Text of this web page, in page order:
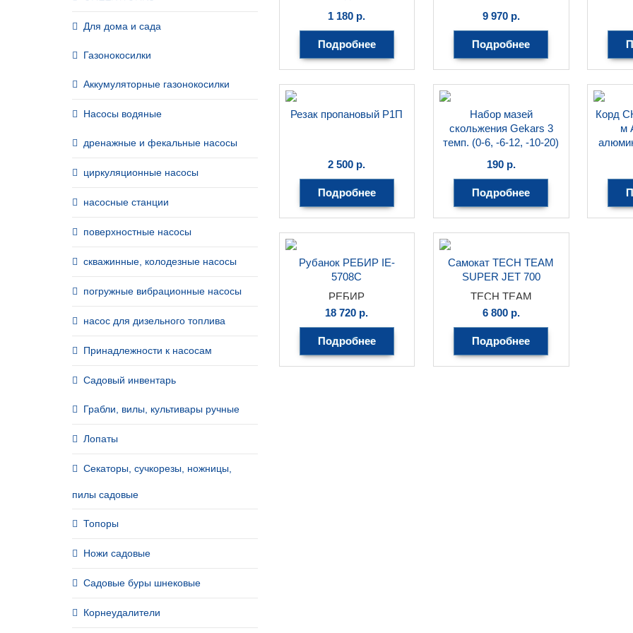
Для дома и сада
Газонокосилки
Аккумуляторные газонокосилки
Насосы водяные
дренажные и фекальные насосы
циркуляционные насосы
насосные станции
поверхностные насосы
скважинные, колодезные насосы
погружные вибрационные насосы
насос для дизельного топлива
Принадлежности к насосам
Садовый инвентарь
Грабли, вилы, культивары ручные
Лопаты
Секаторы, сучкорезы, ножницы,
пилы садовые
Топоры
Ножи садовые
Садовые буры шнековые
Корнеудалители
(к-т 5000 шт)
MATRIX
1 180 р.
Подробнее
STELS
9 970р.
Подробнее
Резак пропановый Р1П
2 500 р.
Подробнее
Набор мазей
скольжения Gekars 3
темп. (0-6, -6-12, -10-20)
Gekars
190р.
Подробнее
Корд
м
Рубанок РЕБИР IE-
5708С
РЕБИР
18 720 р.
Подробнее
Самокат TECH TEAM
SUPER JET 700
TECH TEAM
6 800р.
Подробнее